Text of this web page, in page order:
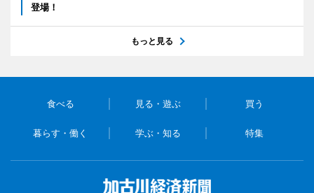
登場！
もっと見る
食べる 見る・遊ぶ 買う
暮らす・働く 学ぶ・知る 特集